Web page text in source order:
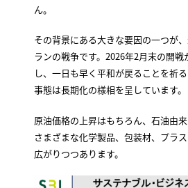
ん。
その背景にある大きな要因の一つが
ランの戦争です。2026年2月末の開
し、一日も早く平和が戻ることを祈
事態は長期化の様相を呈しています。
原油価格の上昇はもちろん、石油由
さまざまな化学製品、包装材、プラ
広がりつつあります。